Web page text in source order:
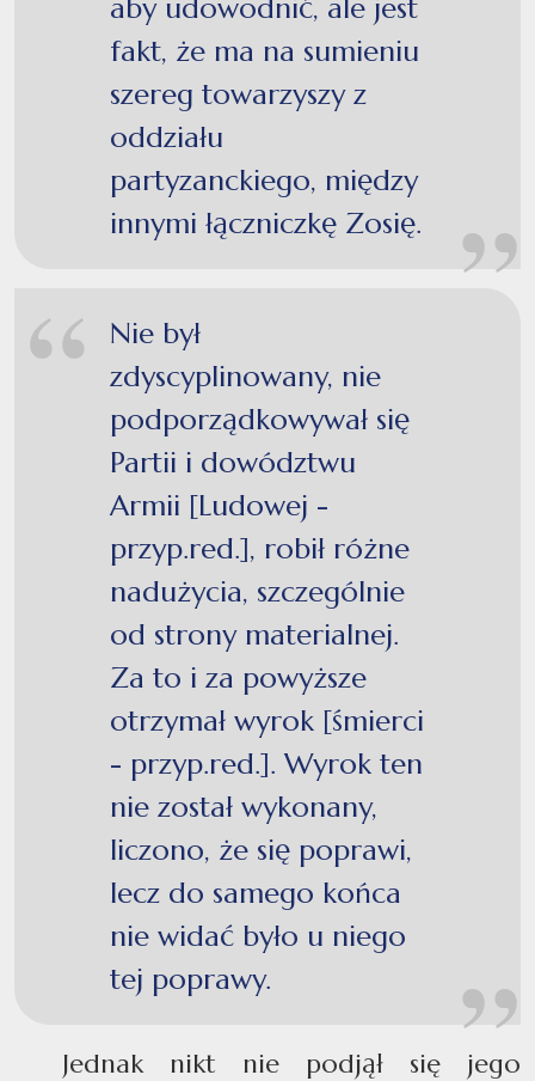
aby udowodnić, ale jest
fakt, że ma na sumieniu
szereg towarzyszy z
oddziału
partyzanckiego, między
innymi łączniczkę Zosię.
Nie był
zdyscyplinowany, nie
podporządkowywał się
Partii i dowództwu
Armii [Ludowej -
przyp.red.], robił różne
nadużycia, szczególnie
od strony materialnej.
Za to i za powyższe
otrzymał wyrok [śmierci
- przyp.red.]. Wyrok ten
nie został wykonany,
liczono, że się poprawi,
lecz do samego końca
nie widać było u niego
tej poprawy.
Jednak nikt nie podjął się jego